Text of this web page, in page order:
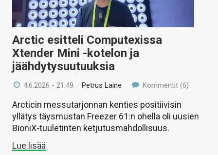
Arctic esitteli Computexissa
Xtender Mini -kotelon ja
jäähdytysuutuuksia
4.6.2026 - 21:49 /Petrus Laine Kommentit (6)
Arcticin messutarjonnan kenties positiivisin
yllätys täysmustan Freezer 61:n ohella oli uusien
BioniX-tuuletinten ketjutusmahdollisuus.
Lue lisää